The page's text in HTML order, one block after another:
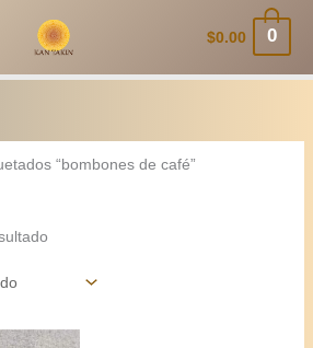
$0.00 0
“bombones de café”